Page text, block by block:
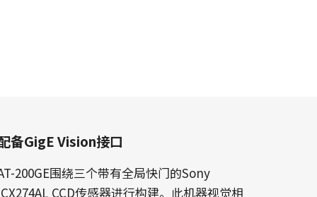
备GigE Vision接口
200GE围绕三个带有全局快门的Sony
CCD传感器进行构建。此机器视觉相